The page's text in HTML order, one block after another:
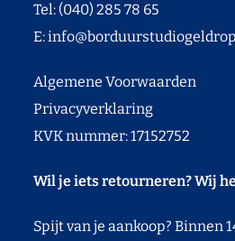
Tel: (040) 285 78 65
E:
Algemene Voorwaarden
Privacyverklaring
KVK nummer: 17152752
Wil je iets retourneren? Wij
Spijt van je aankoop? Binnen